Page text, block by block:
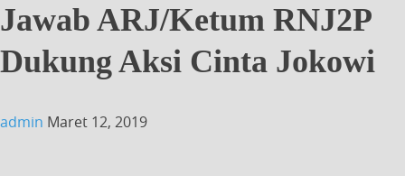
Jawab ARJ/Ketum RNJ2P
Dukung Aksi Cinta Jokowi
admin Maret 12, 2019